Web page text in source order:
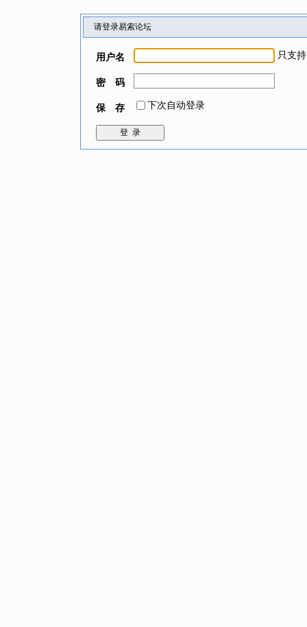
请登录易索论坛
用户名 只支
密 码
保 存 下次自动登录